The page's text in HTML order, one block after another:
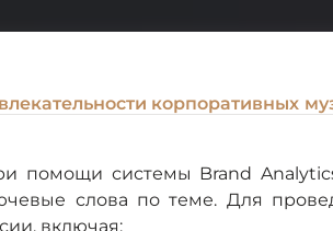
корпоративных
помощи системы Brand
слова по теме. Для
включая: